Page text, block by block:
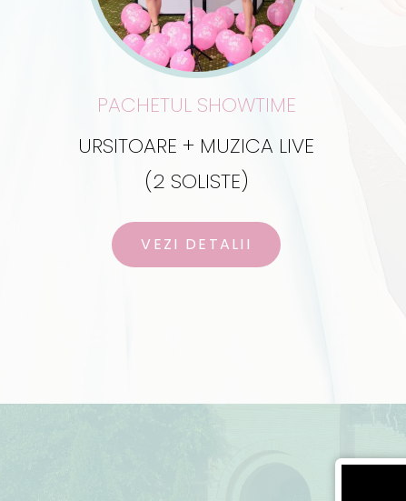
PACHETUL SHOWTIME
URSITOARE + MUZICA LIVE
(2 SOLISTE)
VEZI DETALII